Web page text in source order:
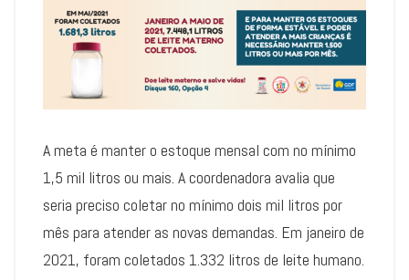
A meta é manter o estoque mensal com no mínimo
1,5 mil litros ou mais. A coordenadora avalia que
seria preciso coletar no mínimo dois mil litros por
mês para atender as novas demandas. Em janeiro de
2021, foram coletados 1.332 litros de leite humano.